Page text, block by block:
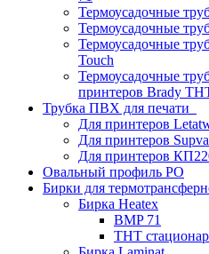
Термоусадочные
Термоусадочные
Термоусадочные
Touch
Термоусадочные
принтеров Brady
Трубка ПВХ для печати
Для принтеров
Для принтеров
Для принтеров
Овальный профиль PO
Бирки для
Бирка Heatex
BMP 71
THT